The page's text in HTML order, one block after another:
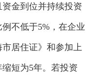
金到位并持续投资
不低于5%，在企业
居住证》和参加上
短为5年。若投资